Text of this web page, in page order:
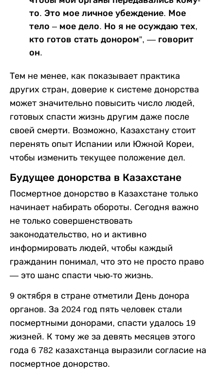
то. Это мое личное убеждение. Мое
тело – мое дело. Но я не осуждаю тех,
кто готов стать донором”, — говорит
он.
Тем не менее, как показывает практика
других стран, доверие к системе донорства
может значительно повысить число людей,
готовых спасти жизнь другим даже после
своей смерти. Возможно, Казахстану стоит
перенять опыт Испании или Южной Кореи,
чтобы изменить текущее положение дел.
Будущее донорства в Казахстане
Посмертное донорство в Казахстане только
начинает набирать обороты. Сегодня важно
не только совершенствовать
законодательство, но и активно
информировать людей, чтобы каждый
гражданин понимал, что это не просто право
— это шанс спасти чью-то жизнь.
9 октября в стране отметили День донора
органов. За 2024 год пять человек стали
посмертными донорами, спасти удалось 19
жизней. К тому же за девять месяцев этого
года 6 782 казахстанца выразили согласие на
посмертное донорство.